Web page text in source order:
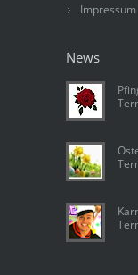
Impressum
News